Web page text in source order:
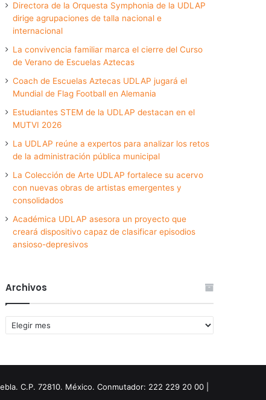
Directora de la Orquesta Symphonia de la UDLAP
dirige agrupaciones de talla nacional e
internacional
La convivencia familiar marca el cierre del Curso
de Verano de Escuelas Aztecas
Coach de Escuelas Aztecas UDLAP jugará el
Mundial de Flag Football en Alemania
Estudiantes STEM de la UDLAP destacan en el
MUTVI 2026
La UDLAP reúne a expertos para analizar los retos
de la administración pública municipal
La Colección de Arte UDLAP fortalece su acervo
con nuevas obras de artistas emergentes y
consolidados
Académica UDLAP asesora un proyecto que
creará dispositivo capaz de clasificar episodios
ansioso-depresivos
Archivos
Archivos
C.P. 72810. México. Conmutador: 222 229 20 00 |